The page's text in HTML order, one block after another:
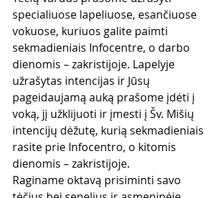
specialiuose lapeliuose, esančiuose
vokuose, kuriuos galite paimti
sekmadieniais Infocentre, o darbo
dienomis – zakristijoje. Lapelyje
užrašytas intencijas ir Jūsų
pageidaujamą auką prašome įdėti į
voką, jį užklijuoti ir įmesti į Šv. Mišių
intencijų dėžutę, kurią sekmadieniais
rasite prie Infocentro, o kitomis
dienomis – zakristijoje.
Raginame oktavą prisiminti savo